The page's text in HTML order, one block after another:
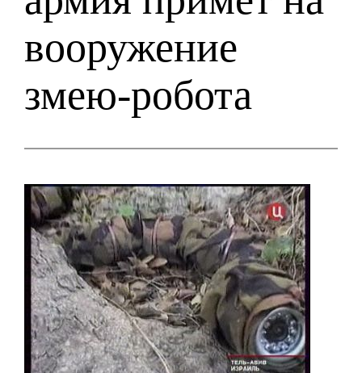
вооружение
змею-робота